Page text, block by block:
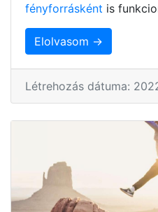
fényforrásként is
Elolvasom →
Létrehozás dátuma: